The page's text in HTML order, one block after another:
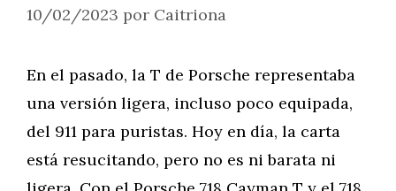
10/02/2023 por Caitriona
En el pasado, la T de Porsche representaba
una versión ligera, incluso poco equipada,
del 911 para puristas. Hoy en día, la carta
está resucitando, pero no es ni barata ni